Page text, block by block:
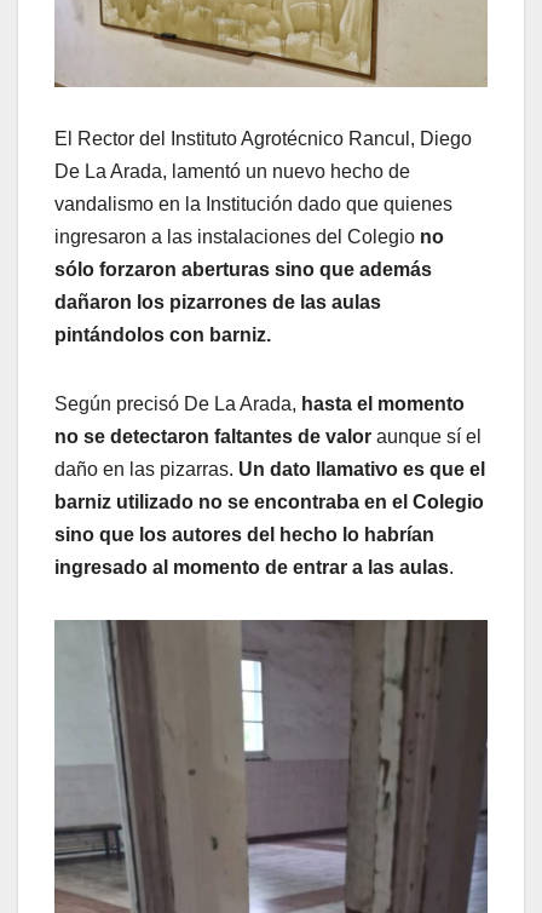
El Rector del Instituto Agrotécnico Rancul, Diego
De La Arada, lamentó un nuevo hecho de
vandalismo en la Institución dado que quienes
ingresaron a las instalaciones del Colegio no
sólo forzaron aberturas sino que además
dañaron los pizarrones de las aulas
pintándolos con barniz.
Según precisó De La Arada, hasta el momento
no se detectaron faltantes de valor aunque sí el
daño en las pizarras. Un dato llamativo es que el
barniz utilizado no se encontraba en el Colegio
sino que los autores del hecho lo habrían
ingresado al momento de entrar a las aulas.